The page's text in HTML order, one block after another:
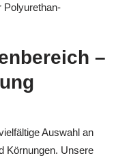
Polyurethan-
–
Auswahl an
Körnungen. Unsere